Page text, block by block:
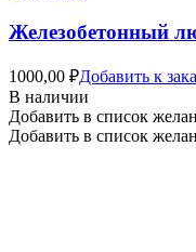
Железобетонный
1000,00 ₽Добавить к
В наличии
Добавить в список
Добавить в список